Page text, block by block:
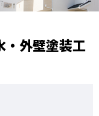
・外壁塗装工